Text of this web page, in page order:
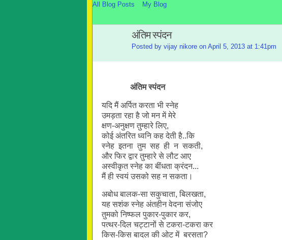
All Blog Posts My Blog
अंतिम स्पंदन
Posted by vijay nikore on April 5, 2013 at 1:41pm
अंतिम स्पंदन
यदि मैं अर्पित करता भी स्नेह
उमड़ता रहा है जो मन में मेरे
क्षण-अनुक्षण तुम्हारे लिए,
कोई अंतरित ध्वनि कह देती है..कि
स्नेह इतना तुम सह ही न सकती,
और फिर द्वार तुम्हारे से लौट आए
अस्वीकृत स्नेह का बींधता क्रंदन...
मैं ही स्वयं उसको सह न सकता।
अबोध बालक-सा सकुचाता, बिलखता,
यह सशंक स्नेह अंतहीन वेदना संजोए
तुमको निष्फल पुकार-पुकार कर,
पत्थर-दिल चट्टानों से टकरा-टकरा कर
किस-किस बादल की ओट में बरसता?